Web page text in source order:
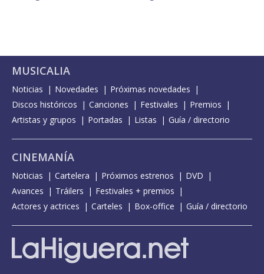
MUSICALIA
Noticias Novedades
Próximas novedades
Discos históricos
Canciones Festivales
Premios
Artistas y grupos
Portadas Listas Guía / directorio
CINEMANÍA
Noticias Cartelera Próximos estrenos
DVD
Avances
Tráilers
Festivales + premios
Actores y actrices
Carteles Box-office Guía / directorio